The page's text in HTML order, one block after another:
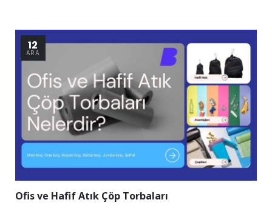
12
ARA
Ofis ve Hafif Atık Çöp Torbaları